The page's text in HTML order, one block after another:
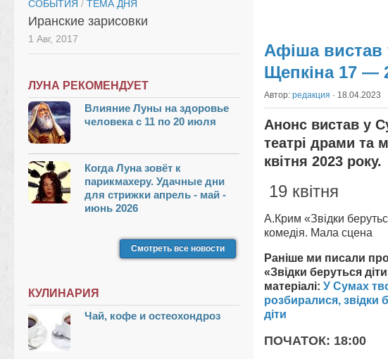
Афіша вистав
Щепкіна 17 —
Автор: редакция · 18.04.2023
Анонс вистав у
театрі драми та
квітня 2023 року.
19 квітня
А.Крим «Звідки
комедія. Мала сцена
Раніше ми писали
«Звідки беруться
матеріалі: У Сумах
розбиралися, звідки
діти
ПОЧАТОК: 18:00
СОБЫТИЯ / ТЕМА ДНЯ
Иранские зарисовки
1 Авг, 2017
ЛУНА РЕКОМЕНДУЕТ
Влияние Луны на здоровье
человека с 11 по 20 июля
Когда Луна зовёт к
парикмахеру. Удачные дни
для стрижки апрель - май -
июнь 2026
Смотреть все новости
КУЛИНАРИЯ
Чай, кофе и остеохондроз